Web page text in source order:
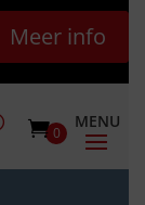
Meer info
0